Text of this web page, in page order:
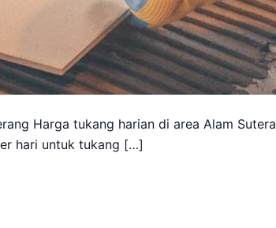
Harga tukang harian di area Alam
hari untuk tukang […]